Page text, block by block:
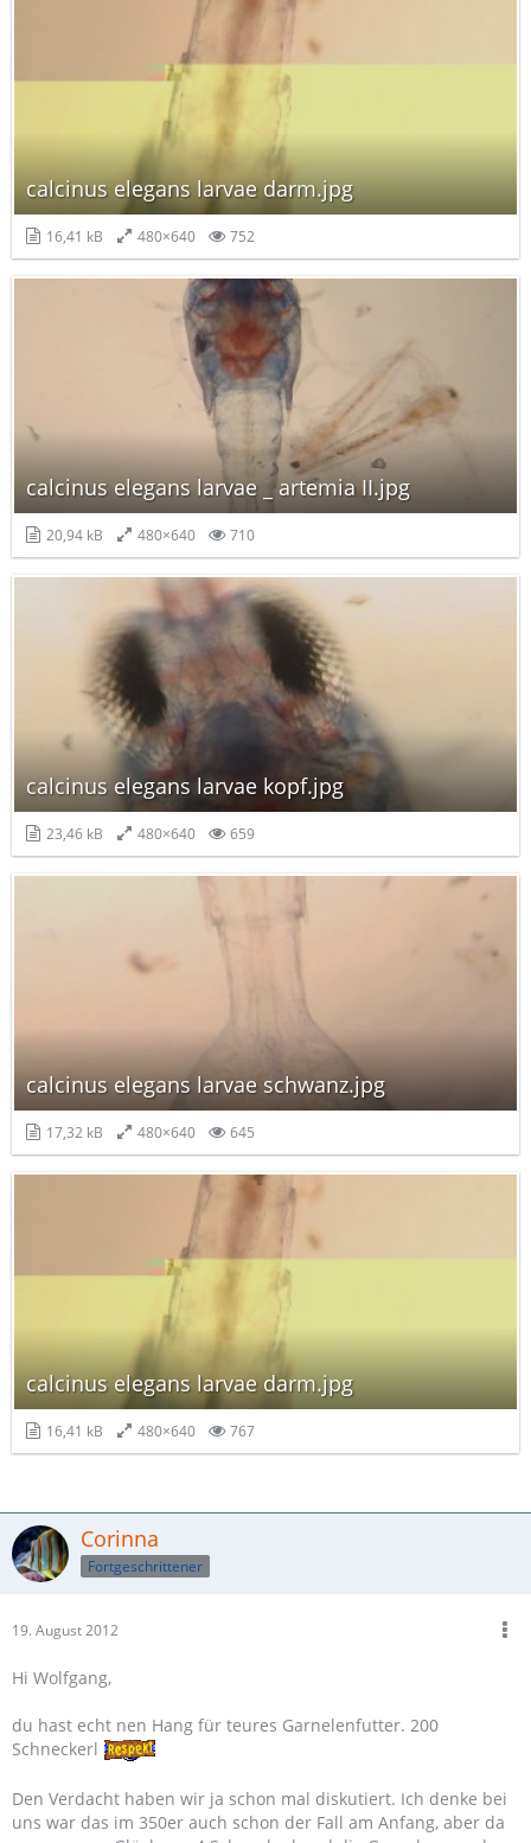
calcinus elegans larvae darm.jpg
16,41 kB 480×640 752
calcinus elegans larvae _ artemia II.jpg
20,94 kB 480×640 710
calcinus elegans larvae kopf.jpg
23,46 kB 480×640 659
calcinus elegans larvae schwanz.jpg
17,32 kB 480×640 645
calcinus elegans larvae darm.jpg
16,41 kB 480×640 767
Corinna
Fortgeschrittener
19. August 2012
Hi Wolfgang,
du hast echt nen Hang für teures Garnelenfutter. 200
Schneckerl
Den Verdacht haben wir ja schon mal diskutiert. Ich denke bei
uns war das im 350er auch schon der Fall am Anfang, aber da